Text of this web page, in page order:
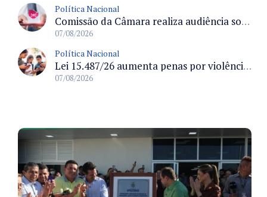
Política Nacional
Comissão da Câmara realiza audiência sobre apostas online para medir o tamanho do mercado ilegal
07/08/2026
Política Nacional
Lei 15.487/26 aumenta penas por violência sexual digital contra crianças e adolescentes e autoriza ronda virtual para investigação
07/08/2026